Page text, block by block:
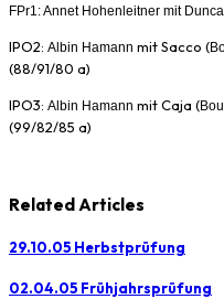
FPr1:Annet Hohenleitner mit
IPO2: Albin Hamann mit Sacco (
(88/91/80 a)
IPO3: Albin Hamann mit Caja (
(99/82/85 a)
Related Articles
29.10.05 Herbstprüfung
02.04.05 Frühjahrsprüfung